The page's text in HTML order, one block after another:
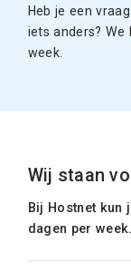
Heb je een
iets anders? We
week.
Wij staan
Bij Hostnet kun
dagen per week.